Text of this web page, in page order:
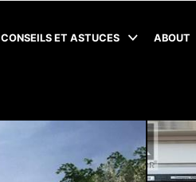
CONSEILS ET ASTUCES ABOUT